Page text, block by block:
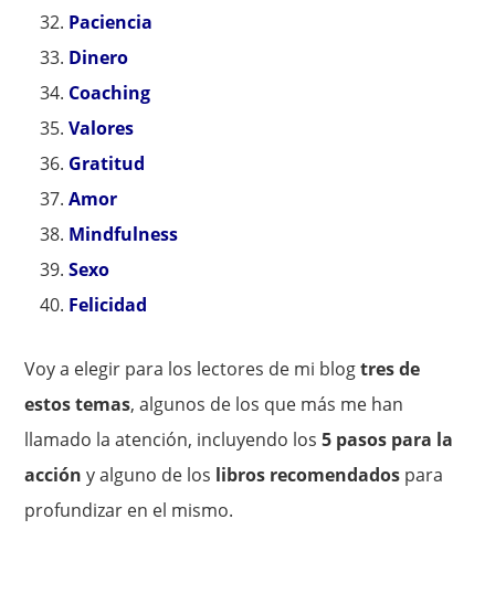
Paciencia
Dinero
Coaching
Valores
Gratitud
Amor
Mindfulness
Sexo
Felicidad
Voy a elegir para los lectores de mi blogtres de
estos temas, algunos de los que más me han
llamado la atención, incluyendo los5 pasos para la
acción y alguno de los libros recomendados para
profundizar en el mismo.